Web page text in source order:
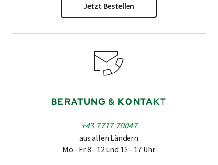
Jetzt Bestellen
BERATUNG & KONTAKT
+43 7717 70047
aus allen Ländern
Mo - Fr 8 - 12 und 13 - 17 Uhr